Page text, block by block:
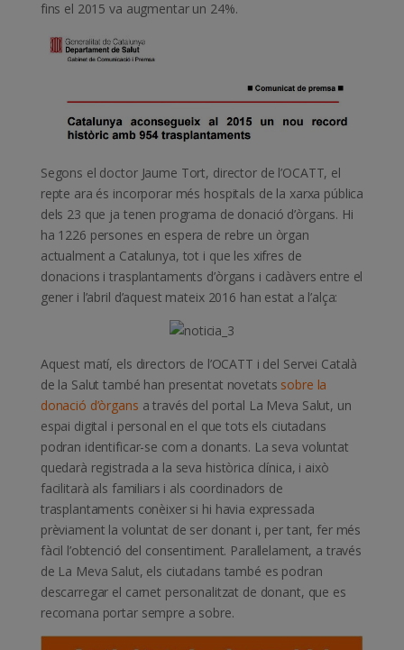
fins el 2015 va augmentar un 24%.
Segons el doctor Jaume Tort, director de l’OCATT, el
repte ara és incorporar més hospitals de la xarxa pública
dels 23 que ja tenen programa de donació d’òrgans. Hi
ha 1226 persones en espera de rebre un òrgan
actualment a Catalunya, tot i que les xifres de
donacions i trasplantaments d’òrgans i cadàvers entre el
gener i l’abril d’aquest mateix 2016 han estat a l’alça:
Aquest matí, els directors de l’OCATT i del Servei Català
de la Salut també han presentat novetats sobre la
donació d’òrgans a través del portal La Meva Salut, un
espai digital i personal en el que tots els ciutadans
podran identificar-se com a donants. La seva voluntat
quedarà registrada a la seva històrica clínica, i això
facilitarà als familiars i als coordinadors de
trasplantaments conèixer si hi havia expressada
prèviament la voluntat de ser donant i, per tant, fer més
fàcil l’obtenció del consentiment. Paral·lelament, a través
de La Meva Salut, els ciutadans també es podran
descarregar el carnet personalitzat de donant, que es
recomana portar sempre a sobre.